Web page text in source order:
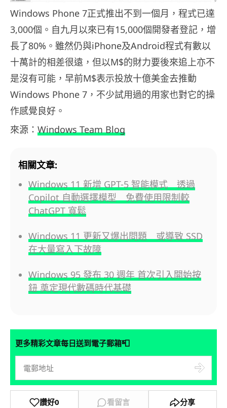
Windows Phone 7正式推出不到一個月，程式已達
3,000個。自九月以來已有15,000個開發者登記，增
長了80%。雖然仍與iPhone及Android程式有數以
十萬計的相差很遠，但以M$的財力要後來追上亦不
是沒有可能，早前M$表示投放十億美金去推動
Windows Phone 7，不少試用過的用家也對它的操
作感覺良好。
來源： Windows Team Blog
相關文章:
Windows 11 新增 GPT-5 智能模式 透過
Copilot 自動選擇模型 免費使用限制較
ChatGPT 寬鬆
Windows 11 更新又爆出問題 或導致 SSD
在大量寫入下故障
Windows 95 發布 30 週年 首次引入開始按
鈕 奠定現代數碼時代基礎
更多精彩文章每日送到電子郵箱📮
讚好0 看留言 分享